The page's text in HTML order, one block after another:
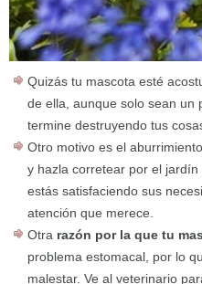
Quizás tu mascota esté
de ella, aunque solo sean un
termine destruyendo tus
Otro motivo es el
y hazla corretear por el
estás satisfaciendo sus
atención que merece.
Otra razón por la que tu
problema estomacal, por lo
malestar. Ve al veterinario